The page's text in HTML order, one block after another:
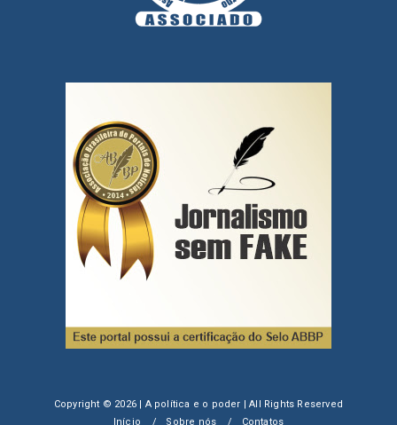
Copyright © 2026 | A política e o poder | All Rights Reserved
Início
Sobre nós Contatos